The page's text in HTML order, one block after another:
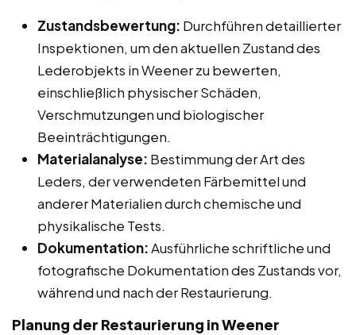
Zustandsbewertung: Durchführen detaillierter
Inspektionen, um den aktuellen Zustand des
Lederobjekts in Weener zu bewerten,
einschließlich physischer Schäden,
Verschmutzungen und biologischer
Beeinträchtigungen.
Materialanalyse: Bestimmung der Art des
Leders, der verwendeten Färbemittel und
anderer Materialien durch chemische und
physikalische Tests.
Dokumentation:Ausführliche schriftliche und
fotografische Dokumentation des Zustands vor,
während und nach der Restaurierung.
Planung der Restaurierung in Weener